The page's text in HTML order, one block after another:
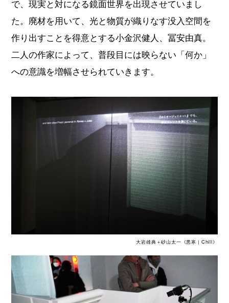
で、現実と対になる鏡面世界を出現させていまし
た。廃材を用いて、光と物質が織りなす没入空間を
作り出すことを得意とする小金沢健人、冨安由真。
二人の作家によって、普段目には映らない「何か」
への意識を増幅させられていきます。
大岩雄典＋砂山太一《悪寒｜Chill》